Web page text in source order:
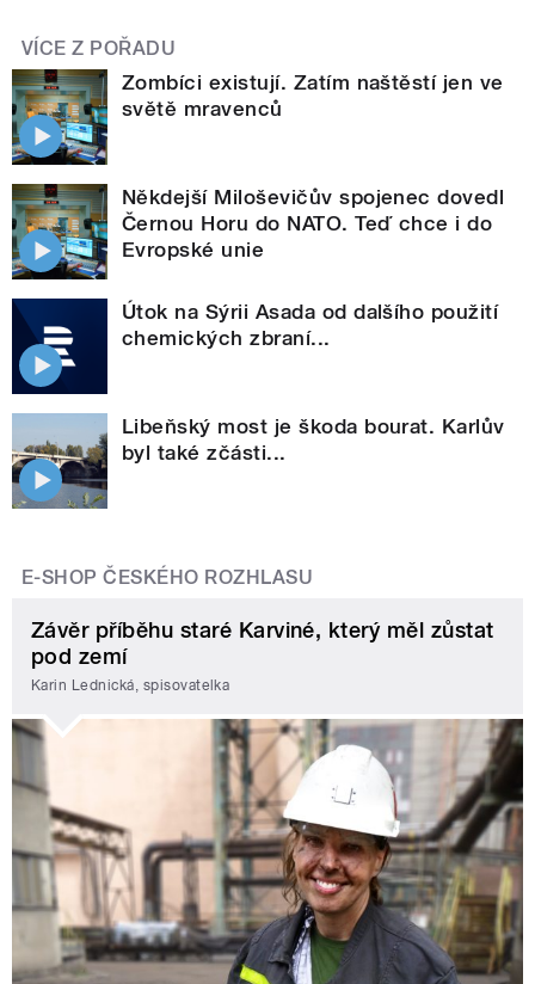
VÍCE Z POŘADU
Zombíci existují. Zatím naštěstí jen ve
světě mravenců
Někdejší Miloševičův spojenec dovedl
Černou Horu do NATO. Teď chce i do
Evropské unie
Útok na Sýrii Asada od dalšího použití
chemických zbraní...
Libeňský most je škoda bourat. Karlův
byl také zčásti...
E-SHOP ČESKÉHO ROZHLASU
Závěr příběhu staré Karviné, který měl zůstat
pod zemí
Karin Lednická, spisovatelka